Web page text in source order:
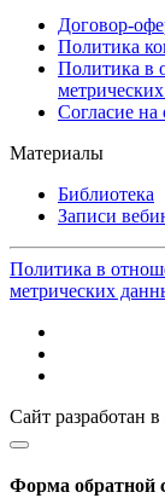
Договор-
Политика
Политика в
Согласие
Материалы
Библиотека
Записи
Политика в
метрических
Сайт разработан в
Форма обратной